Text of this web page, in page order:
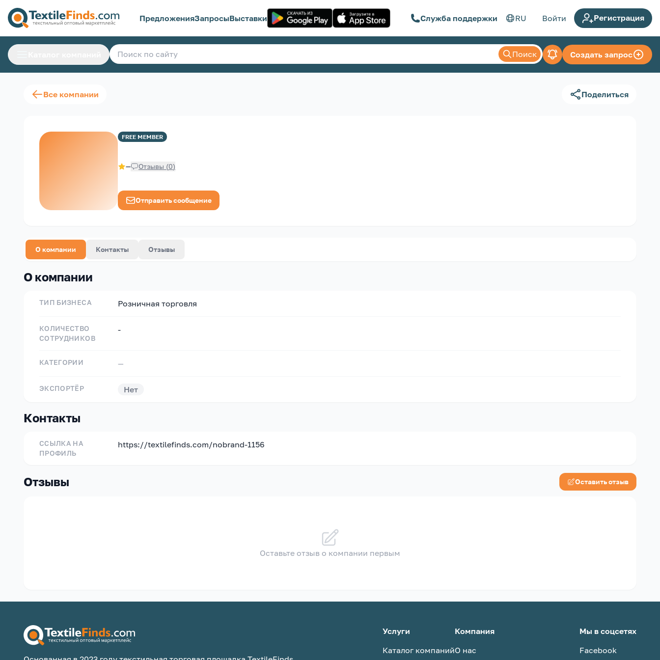
ПредложенияЗапросыВыставки Служба поддержки RU Войти Регистрация
Поиск Создать запрос
Все компании Поделиться
FREE MEMBER
— Отзывы (0)
Отправить сообщение
О компании Контакты Отзывы
О компании
ТИП БИЗНЕСА Розничная торговля
КОЛИЧЕСТВО
СОТРУДНИКОВ
-
КАТЕГОРИИ —
ЭКСПОРТЁР Нет
Контакты
ССЫЛКА НА
ПРОФИЛЬ
https://textilefinds.com/nobrand-1156
Отзывы Оставить отзыв
Оставьте отзыв о компании первым
Услуги
Каталог компаний
Компания
О нас
Мы в соцсетях
Facebook